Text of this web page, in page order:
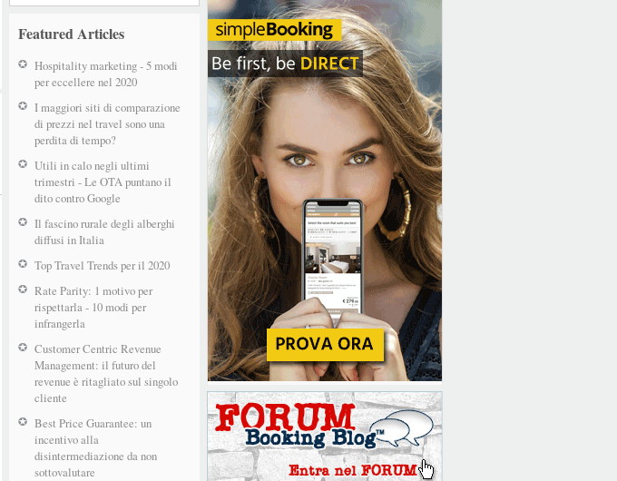
Featured Articles
Hospitality marketing - 5 modi
per eccellere nel 2020
I maggiori siti di comparazione
di prezzi nel travel sono una
perdita di tempo?
Utili in calo negli ultimi
trimestri - Le OTA puntano il
dito contro Google
Il fascino rurale degli alberghi
diffusi in Italia
Top Travel Trends per il 2020
Rate Parity: 1 motivo per
rispettarla - 10 modi per
infrangerla
Customer Centric Revenue
Management: il futuro del
revenue è ritagliato sul singolo
cliente
Best Price Guarantee: un
incentivo alla
disintermediazione da non
sottovalutare